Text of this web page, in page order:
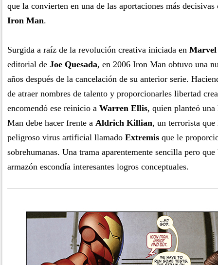
que la convierten en una de las aportaciones más
Iron Man.
Surgida a raíz de la revolución creativa iniciada en Marvel
editorial de Joe Quesada, en 2006 Iron Man obtuvo una
años después de la cancelación de su anterior serie.
de atraer nombres de talento y proporcionarles libertad
encomendó ese reinicio a Warren Ellis, quien planteó
Man debe hacer frente a Aldrich Killian, un terrorista que
peligroso virus artificial llamado Extremis que le
sobrehumanas. Una trama aparentemente sencilla pero
armazón escondía interesantes logros conceptuales.